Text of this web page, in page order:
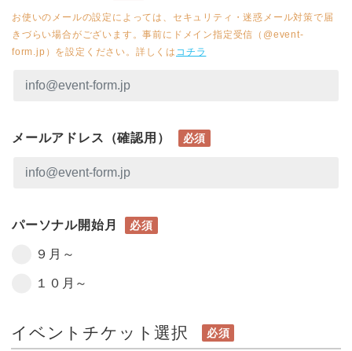
お使いのメールの設定によっては、セキュリティ・迷惑メール対策で届
きづらい場合がございます。事前にドメイン指定受信（@event-
form.jp）を設定ください。詳しくは コチラ
メールアドレス（確認用） 必須
パーソナル開始月 必須
９月～
１０月～
イベントチケット選択 必須